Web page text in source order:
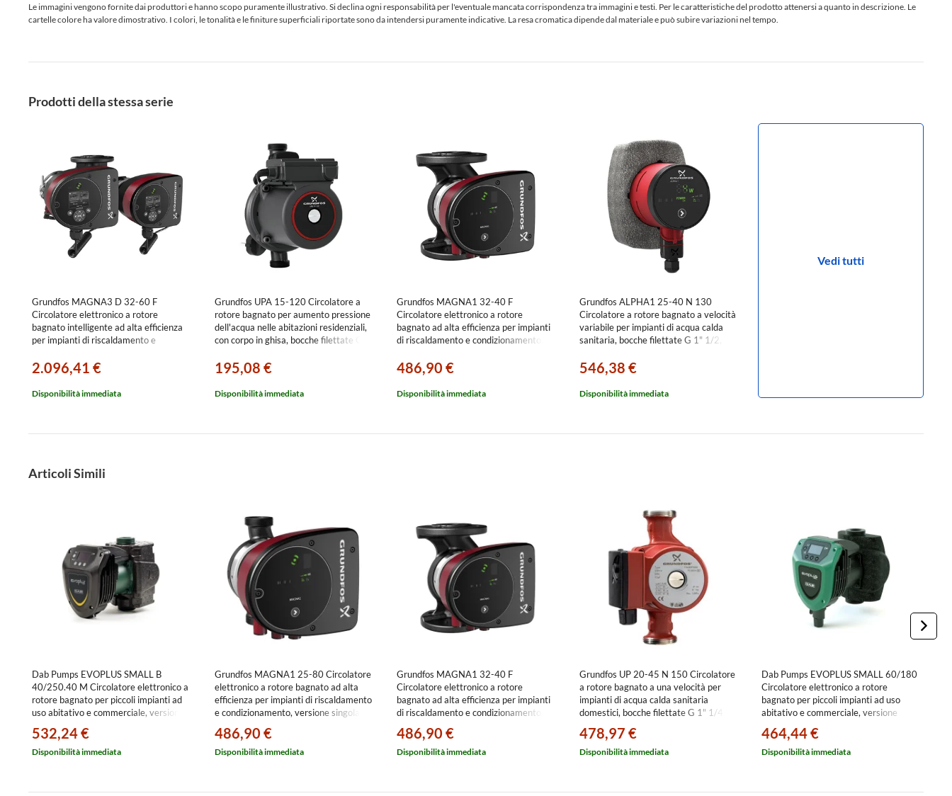
Le immagini vengono fornite dai produttori e hanno scopo puramente illustrativo. Si declina ogni responsabilità per l'eventuale mancata corrispondenza tra immagini e testi. Per le caratteristiche del prodotto attenersi a quanto in descrizione. Le
cartelle colore ha valore dimostrativo. I colori, le tonalità e le finiture superficiali riportate sono da intendersi puramente indicative. La resa cromatica dipende dal materiale e può subire variazioni nel tempo.
Prodotti della stessa serie
Grundfos MAGNA3 D 32-60 F
Circolatore elettronico a rotore
bagnato intelligente ad alta efficienza
per impianti di riscaldamento e
con bocche flangiate DN 32,
prevalenza max 6 m 98333860
2.096,41 €
Disponibilità immediata
Grundfos UPA 15-120 Circolatore a
rotore bagnato per aumento pressione
dell'acqua nelle abitazioni residenziali,
con corpo in ghisa, bocche filettate G
max 12 m 99553575
195,08 €
Disponibilità immediata
Grundfos MAGNA1 32-40 F
Circolatore elettronico a rotore
bagnato ad alta efficienza per impianti
di riscaldamento e condizionamento,
DN 32, prevalenza max 4 m
99221263
486,90 €
Disponibilità immediata
Grundfos ALPHA1 25-40 N 130
Circolatore a rotore bagnato a velocità
variabile per impianti di acqua calda
sanitaria, bocche filettate G 1" 1/2,
546,38 €
Disponibilità immediata
Vedi tutti
Articoli Simili
Dab Pumps EVOPLUS SMALL B
40/250.40 M Circolatore elettronico a
rotore bagnato per piccoli impianti ad
uso abitativo e commerciale, versione
portata max 7.2 m³/h - prevalenza
max 4.2 m 60150950
532,24 €
Disponibilità immediata
Grundfos MAGNA1 25-80 Circolatore
elettronico a rotore bagnato ad alta
efficienza per impianti di riscaldamento
e condizionamento, versione singola
prevalenza max 8 m 99221213
486,90 €
Disponibilità immediata
Grundfos MAGNA1 32-40 F
Circolatore elettronico a rotore
bagnato ad alta efficienza per impianti
di riscaldamento e condizionamento,
DN 32, prevalenza max 4 m
99221263
486,90 €
Disponibilità immediata
Grundfos UP 20-45 N 150 Circolatore
a rotore bagnato a una velocità per
impianti di acqua calda sanitaria
domestici, bocche filettate G 1" 1/4,
478,97 €
Disponibilità immediata
Dab Pumps EVOPLUS SMALL 60/180
Circolatore elettronico a rotore
bagnato per piccoli impianti ad uso
abitativo e commerciale, versione
portata max 5.4 m³/h - prevalenza
max 6.1 m 60220931
464,44 €
Disponibilità immediata